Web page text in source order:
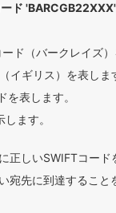
ド 'BARCGB22XXX'
ド（バークレイズ）
イギリス）を表しま
を表します。
ます。
正しいSWIFTコー
宛先に到達すること